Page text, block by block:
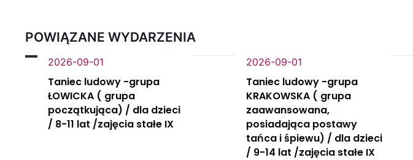
POWIĄZANE WYDARZENIA
2026-09-01
Taniec ludowy -grupa
ŁOWICKA ( grupa
początkująca) / dla dzieci
/ 8-11 lat /zajęcia stałe IX
2026-09-01
Taniec ludowy -grupa
KRAKOWSKA ( grupa
zaawansowana,
posiadająca postawy
tańca i śpiewu) / dla dzieci
/ 9-14 lat /zajęcia stałe IX